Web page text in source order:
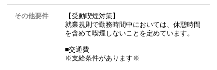
その他要件
【受動喫煙対策】
就業規則で勤務時間中においては、休憩時間
を含めて喫煙しないことを定めています。
■交通費
※支給条件があります※